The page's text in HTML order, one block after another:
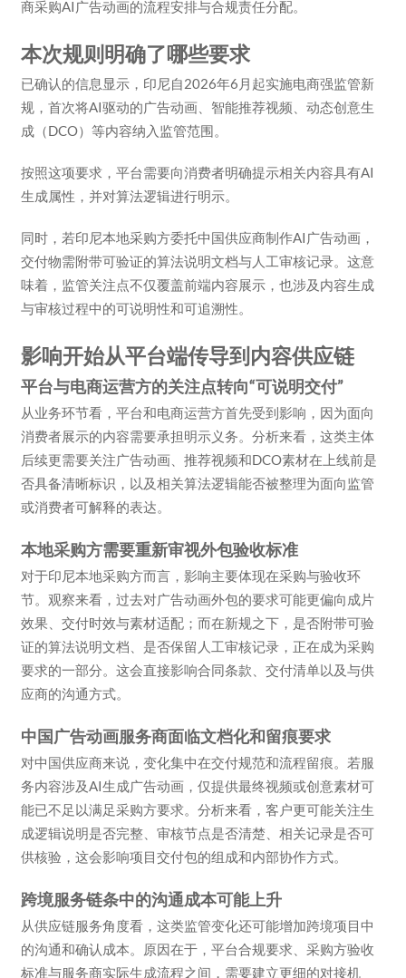
商采购AI广告动画的流程安排与合规责任分配。
本次规则明确了哪些要求
已确认的信息显示，印尼自2026年6月起实施电商强监管新
规，首次将AI驱动的广告动画、智能推荐视频、动态创意生
成（DCO）等内容纳入监管范围。
按照这项要求，平台需要向消费者明确提示相关内容具有AI
生成属性，并对算法逻辑进行明示。
同时，若印尼本地采购方委托中国供应商制作AI广告动画，
交付物需附带可验证的算法说明文档与人工审核记录。这意
味着，监管关注点不仅覆盖前端内容展示，也涉及内容生成
与审核过程中的可说明性和可追溯性。
影响开始从平台端传导到内容供应链
平台与电商运营方的关注点转向“可说明交付”
从业务环节看，平台和电商运营方首先受到影响，因为面向
消费者展示的内容需要承担明示义务。分析来看，这类主体
后续更需要关注广告动画、推荐视频和DCO素材在上线前是
否具备清晰标识，以及相关算法逻辑能否被整理为面向监管
或消费者可解释的表达。
本地采购方需要重新审视外包验收标准
对于印尼本地采购方而言，影响主要体现在采购与验收环
节。观察来看，过去对广告动画外包的要求可能更偏向成片
效果、交付时效与素材适配；而在新规之下，是否附带可验
证的算法说明文档、是否保留人工审核记录，正在成为采购
要求的一部分。这会直接影响合同条款、交付清单以及与供
应商的沟通方式。
中国广告动画服务商面临文档化和留痕要求
对中国供应商来说，变化集中在交付规范和流程留痕。若服
务内容涉及AI生成广告动画，仅提供最终视频或创意素材可
能已不足以满足采购方要求。分析来看，客户更可能关注生
成逻辑说明是否完整、审核节点是否清楚、相关记录是否可
供核验，这会影响项目交付包的组成和内部协作方式。
跨境服务链条中的沟通成本可能上升
从供应链服务角度看，这类监管变化还可能增加跨境项目中
的沟通和确认成本。原因在于，平台合规要求、采购方验收
标准与服务商实际生成流程之间，需要建立更细的对接机